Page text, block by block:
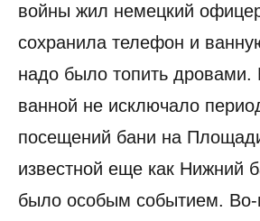
войны жил немецкий
сохранила телефон и
надо было топить дровами.
ванной не исключало
посещений бани на
известной еще как Нижний
было особым событием.